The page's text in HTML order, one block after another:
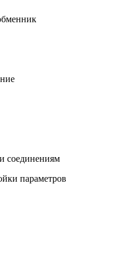
соединениям
параметров